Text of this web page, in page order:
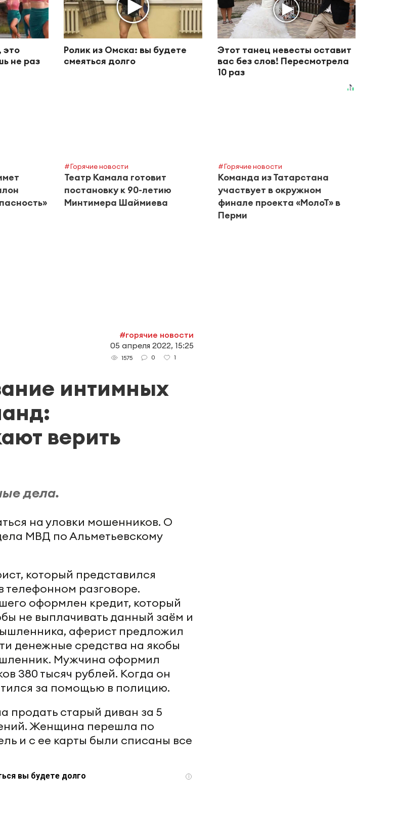
это
не раз
Ролик из Омска: вы будете
смеяться долго
Этот танец невесты оставит
вас без слов! Пересмотрела
10 раз
#Горячие новости
Театр Камала готовит
постановку к 90-летию
Минтимера Шаймиева
#Горячие новости
Команда из Татарстана
участвует в окружном
финале проекта «МолоТ» в
Перми
#горячие новости
05 апреля 2022, 15:25
1575 0 1
интимных
верить
дела.
на уловки мошенников. О
МВД по Альметьевскому
который представился
телефонном разговоре.
оформлен кредит, который
не выплачивать данный заём и
аферист предложил
денежные средства на якобы
Мужчина оформил
380 тысяч рублей. Когда он
за помощью в полицию.
продать старый диван за 5
Женщина перешла по
и с ее карты были списаны все
i
вы будете долго